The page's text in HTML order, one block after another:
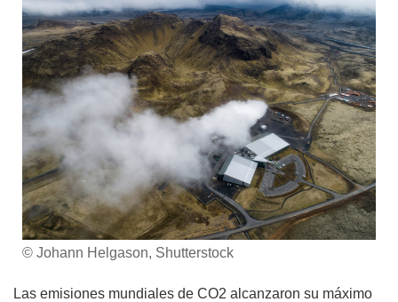
© Johann Helgason, Shutterstock
Las emisiones mundiales de CO2 alcanzaron su máximo